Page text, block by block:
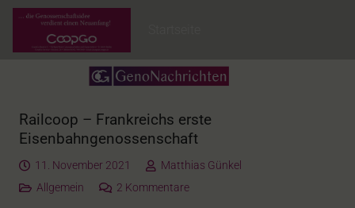
Railcoop – Frankreichs erste
Eisenbahngenossenschaft
11. November 2021
Matthias Günkel
Allgemein
2 Kommentare